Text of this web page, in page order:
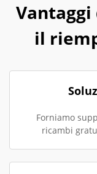
il
Forniamo
ricambi